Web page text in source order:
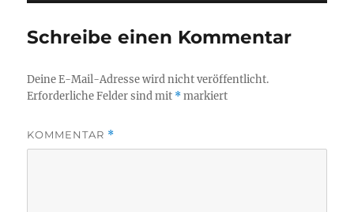
Schreibe einen Kommentar
Deine E-Mail-Adresse wird nicht veröffentlicht.
Erforderliche Felder sind mit *markiert
KOMMENTAR *